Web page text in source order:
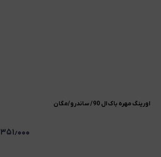
اورينگ مهره باک ال 90/ ساندرو/مگان
۳۵۱٫۰۰۰